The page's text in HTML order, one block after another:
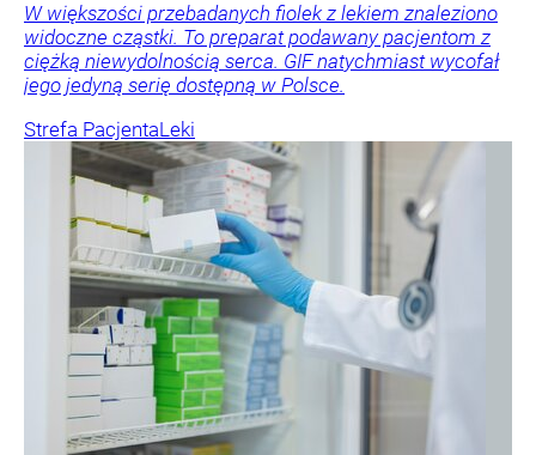
W większości przebadanych fiolek z lekiem znaleziono
widoczne cząstki. To preparat podawany pacjentom z
ciężką niewydolnością serca. GIF natychmiast wycofał
jego jedyną serię dostępną w Polsce.
Strefa PacjentaLeki